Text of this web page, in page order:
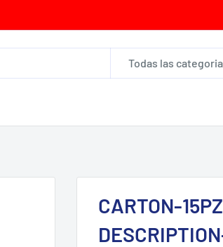
Todas las
CARTON-